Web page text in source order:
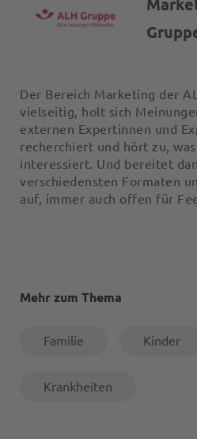
Der Bereich Marketing der
vielseitig, holt sich
externen Expertinnen und
recherchiert und hört zu,
interessiert. Und bereitet
verschiedensten Formaten
auf, immer auch offen für
Mehr zum Thema
Familie Kinder
Krankheiten